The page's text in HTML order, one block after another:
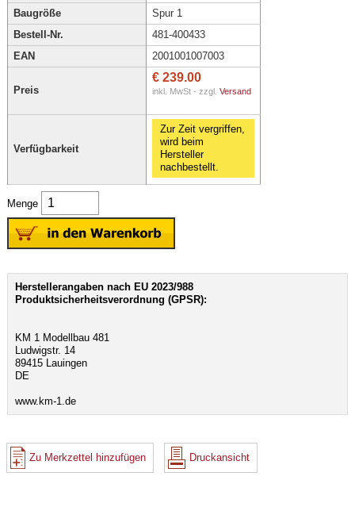
Baugröße
Spur 1
Bestell-Nr.
481-400433
EAN
2001001007003
Preis
€ 239.00
inkl. MwSt - zzgl. Versand
Verfügbarkeit
Zur Zeit vergriffen,
wird beim
Hersteller
nachbestellt.
Menge
Herstellerangaben nach EU 2023/988
Produktsicherheitsverordnung (GPSR):
KM 1 Modellbau 481
Ludwigstr. 14
89415 Lauingen
DE
www.km-1.de
Zu Merkzettel hinzufügen Druckansicht